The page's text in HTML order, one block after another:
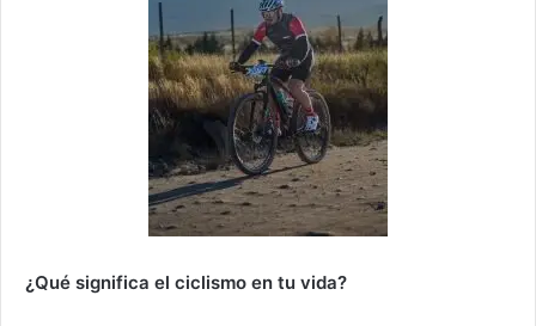
¿Qué significa el ciclismo en tu vida?